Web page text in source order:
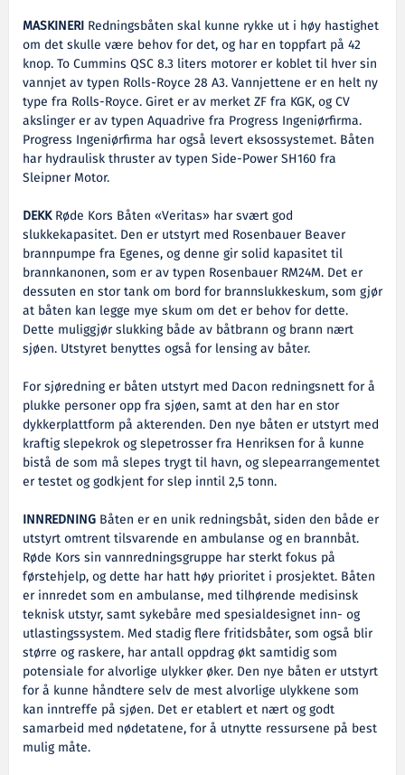
MASKINERI Redningsbåten skal kunne rykke ut i høy hastighet
om det skulle være behov for det, og har en toppfart på 42
knop. To Cummins QSC 8.3 liters motorer er koblet til hver sin
vannjet av typen Rolls-Royce 28 A3. Vannjettene er en helt ny
type fra Rolls-Royce. Giret er av merket ZF fra KGK, og CV
akslinger er av typen Aquadrive fra Progress Ingeniørfirma.
Progress Ingeniørfirma har også levert eksossystemet. Båten
har hydraulisk thruster av typen Side-Power SH160 fra
Sleipner Motor.
DEKKRøde Kors Båten «Veritas» har svært god
slukkekapasitet. Den er utstyrt med Rosenbauer Beaver
brannpumpe fra Egenes, og denne gir solid kapasitet til
brannkanonen, som er av typen Rosenbauer RM24M. Det er
dessuten en stor tank om bord for brannslukkeskum, som gjør
at båten kan legge mye skum om det er behov for dette.
Dette muliggjør slukking både av båtbrann og brann nært
sjøen. Utstyret benyttes også for lensing av båter.
For sjøredning er båten utstyrt med Dacon redningsnett for å
plukke personer opp fra sjøen, samt at den har en stor
dykkerplattform på akterenden. Den nye båten er utstyrt med
kraftig slepekrok og slepetrosser fra Henriksen for å kunne
bistå de som må slepes trygt til havn, og slepearrangementet
er testet og godkjent for slep inntil 2,5 tonn.
INNREDNING Båten er en unik redningsbåt, siden den både er
utstyrt omtrent tilsvarende en ambulanse og en brannbåt.
Røde Kors sin vannredningsgruppe har sterkt fokus på
førstehjelp, og dette har hatt høy prioritet i prosjektet. Båten
er innredet som en ambulanse, med tilhørende medisinsk
teknisk utstyr, samt sykebåre med spesialdesignet inn- og
utlastingssystem. Med stadig flere fritidsbåter, som også blir
større og raskere, har antall oppdrag økt samtidig som
potensiale for alvorlige ulykker øker. Den nye båten er utstyrt
for å kunne håndtere selv de mest alvorlige ulykkene som
kan inntreffe på sjøen. Det er etablert et nært og godt
samarbeid med nødetatene, for å utnytte ressursene på best
mulig måte.